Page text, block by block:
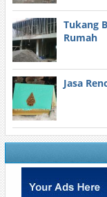
Tukang
Rumah
Jasa